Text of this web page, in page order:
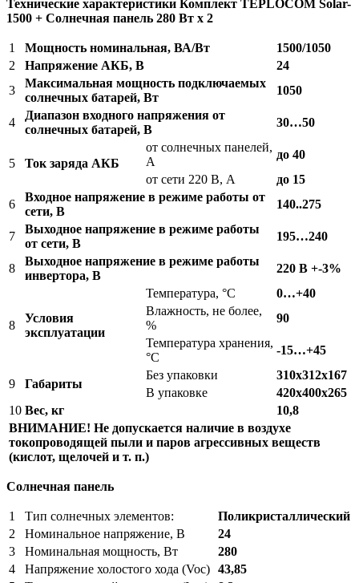
Технические характеристики Комплект TEPLOCOM Solar-
1500 + Солнечная панель 280 Вт х 2
1 Мощность номинальная, ВА/Вт
1500/1050
2
Напряжение АКБ, В
24
3
Максимальная мощность подключаемых
солнечных батарей, Вт
1050
4
Диапазон входного напряжения от
солнечных батарей, В
30…50
5 Ток заряда АКБ
от солнечных панелей,
A
до 40
от сети 220 В, A
до 15
6
Входное напряжение в режиме работы от
сети, В
140..275
7
Выходное напряжение в режиме работы
от сети, В
195…240
8
Выходное напряжение в режиме работы
инвертора, В
220 В +-3%
8
Условия
эксплуатации
Температура, °С
0…+40
Влажность, не более,
%
90
Температура хранения,
°С
-15…+45
9 Габариты
Без упаковки
310х312х167
В упаковке
420х400х265
10 Вес, кг
10,8
ВНИМАНИЕ! Не допускается наличие в воздухе
токопроводящей пыли и паров агрессивных веществ
(кислот, щелочей и т. п.)
Солнечная панель
1 Тип солнечных элементов:
Поликристаллический
2
Номинальное напряжение, В
24
3
Номинальная мощность, Вт
280
4
Напряжение холостого хода (Voc) 43,85